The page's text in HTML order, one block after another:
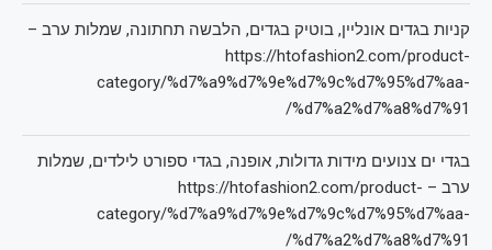
קניות בגדים אונליין, בוטיק בגדים, הלבשה תחתונה, שמלות ערב –
https://htofashion2.com/product-
category/%d7%a9%d7%9e%d7%9c%d7%95%d7%aa-
%d7%a2%d7%a8%d7%91/
בגדי ים צנועים מידות גדולות, אופנה, בגדי ספורט לילדים, שמלות
ערב – https://htofashion2.com/product-
category/%d7%a9%d7%9e%d7%9c%d7%95%d7%aa-
%d7%a2%d7%a8%d7%91/